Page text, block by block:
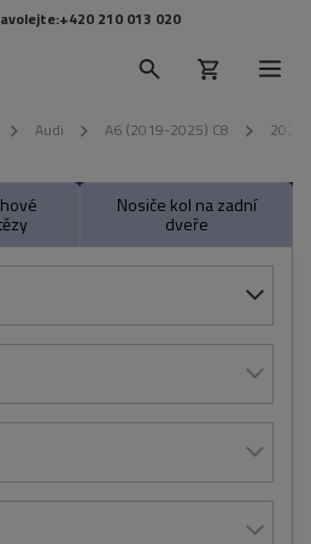
+420 210 013 020
Audi A6 (2019-2025) C8 2025
Nosiče kol na zadní
dveře